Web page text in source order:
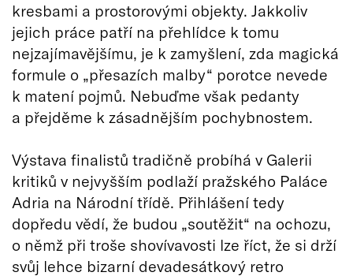
kresbami a prostorovými objekty. Jakkoliv
jejich práce patří na přehlídce k tomu
nejzajímavějšímu, je k zamyšlení, zda magická
formule o „přesazích malby“ porotce nevede
k matení pojmů. Nebuďme však pedanty
a přejděme k zásadnějším pochybnostem.
Výstava finalistů tradičně probíhá v Galerii
kritiků v nejvyšším podlaží pražského Paláce
Adria na Národní třídě. Přihlášení tedy
dopředu vědí, že budou „soutěžit“ na ochozu,
o němž při troše shovívavosti lze říct, že si drží
svůj lehce bizarní devadesátkový retro